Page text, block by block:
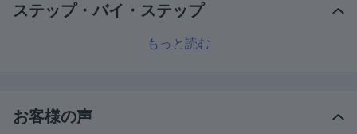
ステップ・バイ・ステップ
もっと読む
お客様の声